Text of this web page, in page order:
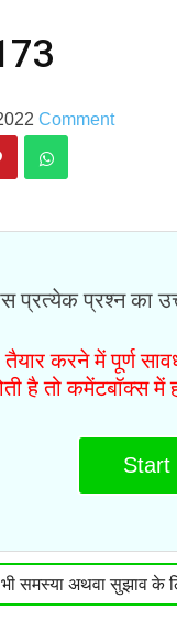
Comment
प्रत्येक प्रश्न का
करने में पूर्ण
है तो कमेंटबॉक्स
Start
समस्या अथवा सुझाव के